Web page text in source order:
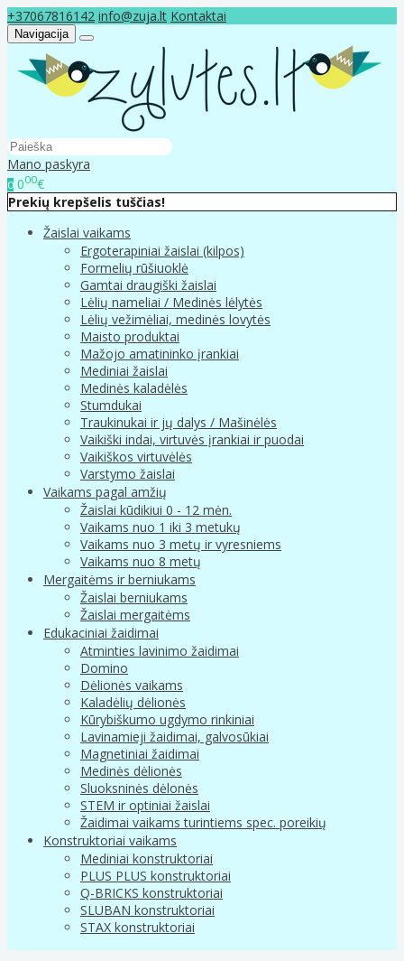
+37067816142 info@zuja.lt Kontaktai
Navigacija
Mano paskyra
0 000€
Prekių krepšelis tuščias!
Žaislai vaikams
Ergoterapiniai žaislai (kilpos)
Formelių rūšiuoklė
Gamtai draugiški žaislai
Lėlių nameliai / Medinės lėlytės
Lėlių vežimėliai, medinės lovytės
Maisto produktai
Mažojo amatininko įrankiai
Mediniai žaislai
Medinės kaladėlės
Stumdukai
Traukinukai ir jų dalys / Mašinėlės
Vaikiški indai, virtuvės įrankiai ir puodai
Vaikiškos virtuvėlės
Varstymo žaislai
Vaikams pagal amžių
Žaislai kūdikiui 0 - 12 mėn.
Vaikams nuo 1 iki 3 metukų
Vaikams nuo 3 metų ir vyresniems
Vaikams nuo 8 metų
Mergaitėms ir berniukams
Žaislai berniukams
Žaislai mergaitėms
Edukaciniai žaidimai
Atminties lavinimo žaidimai
Domino
Dėlionės vaikams
Kaladėlių dėlionės
Kūrybiškumo ugdymo rinkiniai
Lavinamieji žaidimai, galvosūkiai
Magnetiniai žaidimai
Medinės dėlionės
Sluoksninės dėlonės
STEM ir optiniai žaislai
Žaidimai vaikams turintiems spec. poreikių
Konstruktoriai vaikams
Mediniai konstruktoriai
PLUS PLUS konstruktoriai
Q-BRICKS konstruktoriai
SLUBAN konstruktoriai
STAX konstruktoriai